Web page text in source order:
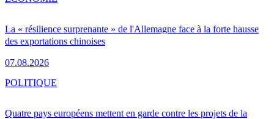
La « résilience surprenante » de l'Allemagne face à la forte hausse
des exportations chinoises
07.08.2026
Quatre pays européens mettent en garde contre les projets de la
POLITIQUE